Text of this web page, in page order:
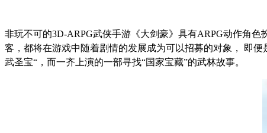
非玩不可的3D-ARPG武侠手游《大剑豪》具有ARPG动作角
客，都将在游戏中随着剧情的发展成为可以招募的对象， 即
武圣宝“，而一齐上演的一部寻找“国家宝藏”的武林故事。